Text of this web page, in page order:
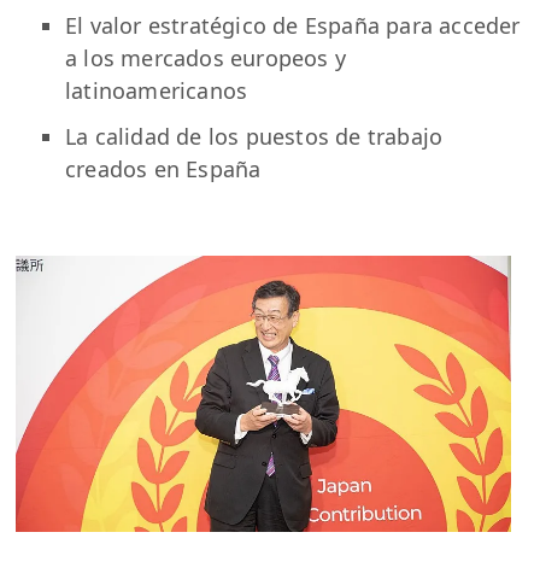
El valor estratégico de España para acceder
a los mercados europeos y
latinoamericanos
La calidad de los puestos de trabajo
creados en España